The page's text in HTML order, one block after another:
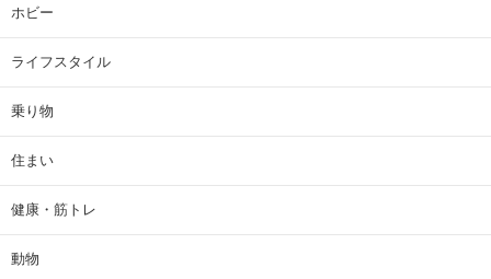
ホビー
ライフスタイル
乗り物
住まい
健康・筋トレ
動物